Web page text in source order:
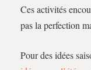
Ces activités
pas la perfection
Pour des idées